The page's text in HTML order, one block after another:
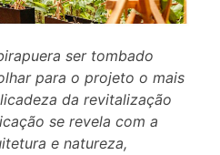
ser tombado
para o projeto o mais
da revitalização
se revela com a
e natureza,